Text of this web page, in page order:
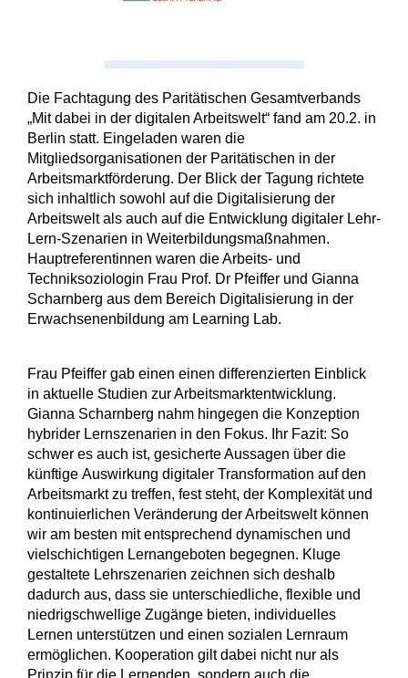
Die Fachtagung des Paritätischen Gesamtverbands
„Mit dabei in der digitalen Arbeitswelt“ fand am 20.2. in
Berlin statt. Eingeladen waren die
Mitgliedsorganisationen der Paritätischen in der
Arbeitsmarktförderung. Der Blick der Tagung richtete
sich inhaltlich sowohl auf die Digitalisierung der
Arbeitswelt als auch auf die Entwicklung digitaler Lehr-
Lern-Szenarien in Weiterbildungsmaßnahmen.
Hauptreferentinnen waren die Arbeits- und
Techniksoziologin Frau Prof. Dr Pfeiffer und Gianna
Scharnberg aus dem Bereich Digitalisierung in der
Erwachsenenbildung am Learning Lab.
Frau Pfeiffer gab einen einen differenzierten Einblick
in aktuelle Studien zur Arbeitsmarktentwicklung.
Gianna Scharnberg nahm hingegen die Konzeption
hybrider Lernszenarien in den Fokus. Ihr Fazit: So
schwer es auch ist, gesicherte Aussagen über die
künftige Auswirkung digitaler Transformation auf den
Arbeitsmarkt zu treffen, fest steht, der Komplexität und
kontinuierlichen Veränderung der Arbeitswelt können
wir am besten mit entsprechend dynamischen und
vielschichtigen Lernangeboten begegnen. Kluge
gestaltete Lehrszenarien zeichnen sich deshalb
dadurch aus, dass sie unterschiedliche, flexible und
niedrigschwellige Zugänge bieten, individuelles
Lernen unterstützen und einen sozialen Lernraum
ermöglichen. Kooperation gilt dabei nicht nur als
Prinzip für die Lernenden, sondern auch die